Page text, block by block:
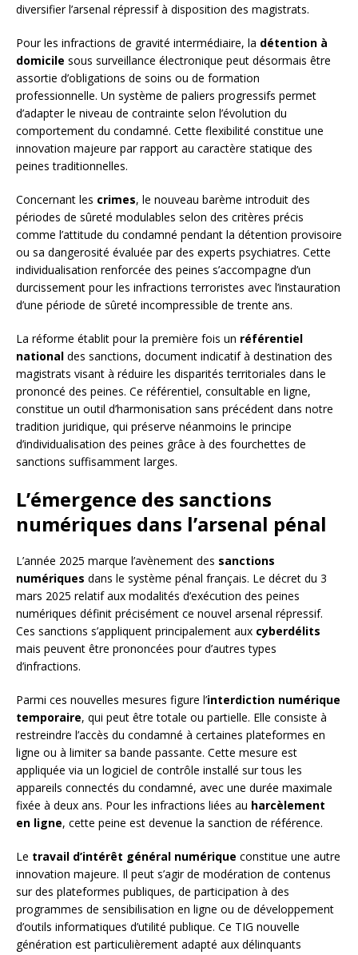
diversifier l’arsenal répressif à disposition des magistrats.
Pour les infractions de gravité intermédiaire, la détention à
domicile sous surveillance électronique peut désormais être
assortie d’obligations de soins ou de formation
professionnelle. Un système de paliers progressifs permet
d’adapter le niveau de contrainte selon l’évolution du
comportement du condamné. Cette flexibilité constitue une
innovation majeure par rapport au caractère statique des
peines traditionnelles.
Concernant les crimes, le nouveau barème introduit des
périodes de sûreté modulables selon des critères précis
comme l’attitude du condamné pendant la détention provisoire
ou sa dangerosité évaluée par des experts psychiatres. Cette
individualisation renforcée des peines s’accompagne d’un
durcissement pour les infractions terroristes avec l’instauration
d’une période de sûreté incompressible de trente ans.
La réforme établit pour la première fois un référentiel
national des sanctions, document indicatif à destination des
magistrats visant à réduire les disparités territoriales dans le
prononcé des peines. Ce référentiel, consultable en ligne,
constitue un outil d’harmonisation sans précédent dans notre
tradition juridique, qui préserve néanmoins le principe
d’individualisation des peines grâce à des fourchettes de
sanctions suffisamment larges.
L’émergence des sanctions
numériques dans l’arsenal pénal
L’année 2025 marque l’avènement des sanctions
numériques dans le système pénal français. Le décret du 3
mars 2025 relatif aux modalités d’exécution des peines
numériques définit précisément ce nouvel arsenal répressif.
Ces sanctions s’appliquent principalement aux cyberdélits
mais peuvent être prononcées pour d’autres types
d’infractions.
Parmi ces nouvelles mesures figure l’interdiction numérique
temporaire, qui peut être totale ou partielle. Elle consiste à
restreindre l’accès du condamné à certaines plateformes en
ligne ou à limiter sa bande passante. Cette mesure est
appliquée via un logiciel de contrôle installé sur tous les
appareils connectés du condamné, avec une durée maximale
fixée à deux ans. Pour les infractions liées au harcèlement
en ligne, cette peine est devenue la sanction de référence.
Le travail d’intérêt général numérique constitue une autre
innovation majeure. Il peut s’agir de modération de contenus
sur des plateformes publiques, de participation à des
programmes de sensibilisation en ligne ou de développement
d’outils informatiques d’utilité publique. Ce TIG nouvelle
génération est particulièrement adapté aux délinquants